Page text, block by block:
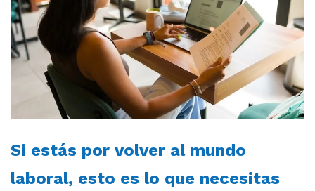
Si estás por volver al mundo
laboral, esto es lo que necesitas